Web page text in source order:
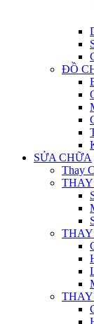
ĐỒ
SỬA CHỮA
Thay
THAY
THAY